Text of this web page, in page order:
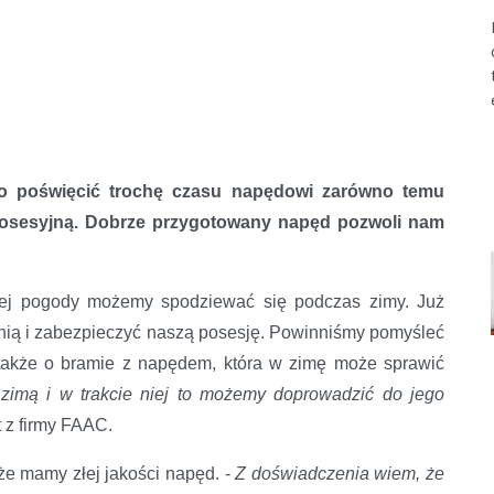
poświęcić trochę czasu napędowi zarówno temu
Dobrze przygotowany napęd pozwoli nam
pogody możemy spodziewać się podczas zimy. Już
i zabezpieczyć naszą posesję. Powinniśmy pomyśleć
o bramie z napędem, która w zimę może sprawić
i w trakcie niej to możemy doprowadzić do jego
z firmy FAAC.
mamy złej jakości napęd. -Z doświadczenia wiem, że